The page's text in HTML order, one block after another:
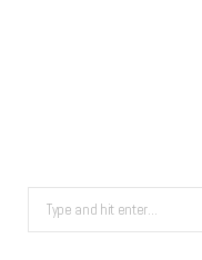
Search
for: